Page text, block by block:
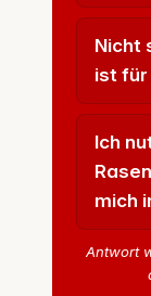
Nicht
ist für
Ich
mich
Antwort waehlen — danach siehst du, wie die